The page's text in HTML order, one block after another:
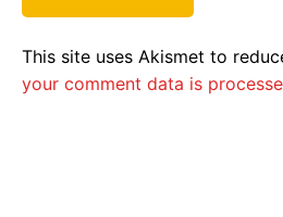
This site uses Akismet to
your comment data is